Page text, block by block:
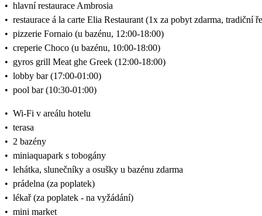
• hlavní restaurace Ambrosia
• restaurace á la carte Elia Restaurant (1x za pobyt zdarma, tradiční
• pizzerie Fornaio (u bazénu, 12:00-18:00)
• creperie Choco (u bazénu, 10:00-18:00)
• gyros grill Meat ghe Greek (12:00-18:00)
• lobby bar (17:00-01:00)
• pool bar (10:30-01:00)
• Wi-Fi v areálu hotelu
• terasa
• 2 bazény
• miniaquapark s tobogány
• lehátka, slunečníky a osušky u bazénu zdarma
• prádelna (za poplatek)
• lékař (za poplatek - na vyžádání)
• mini market